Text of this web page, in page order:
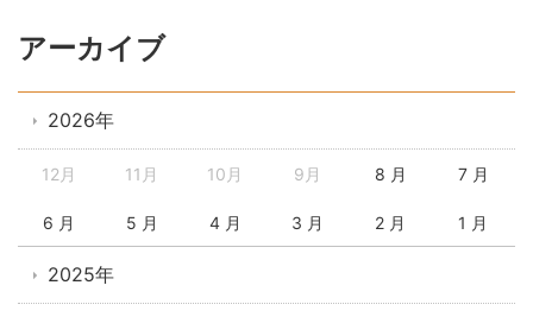
アーカイブ
2026年
12月 11月 10月 9月 8 月 7 月
6 月 5 月 4 月 3 月 2 月 1 月
2025年